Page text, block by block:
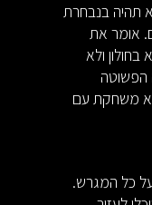
תהיה בנבחרת
אומר את
ולא
הפשוטה
היא בת 11, והיא משחקת עם
כל המגרש.